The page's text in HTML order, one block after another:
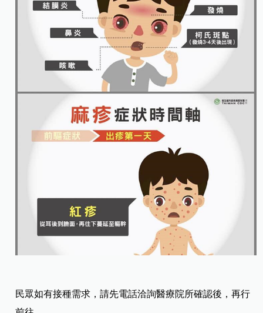
民眾如有接種需求，請先電話洽詢醫療院所確認後，再行